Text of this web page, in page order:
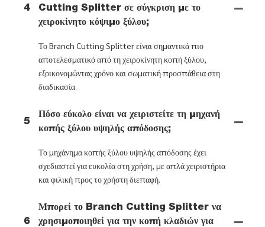
4
Cutting Splitter σε σύγκριση με το
χειροκίνητο κόψιμο ξύλου;
Το Branch Cutting Splitter είναι σημαντικά πιο
αποτελεσματικό από τη χειροκίνητη κοπή ξύλου,
εξοικονομώντας χρόνο και σωματική προσπάθεια στη
διαδικασία.
5
Πόσο εύκολο είναι να χειριστείτε τη μηχανή
κοπής ξύλου υψηλής απόδοσης;
Το μηχάνημα κοπής ξύλου υψηλής απόδοσης έχει
σχεδιαστεί για ευκολία στη χρήση, με απλά χειριστήρια
και φιλική προς το χρήστη διεπαφή.
6
Μπορεί το Branch Cutting Splitter να
χρησιμοποιηθεί για την κοπή κλαδιών για